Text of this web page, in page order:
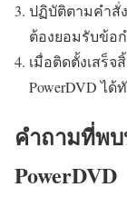
ปฏิบัติตามคำสั่
ต้องยอมรับข้อ
เมื่อติดตั้งเสร็จ
PowerDVD ได้
คำถามที่พบ
PowerDVD